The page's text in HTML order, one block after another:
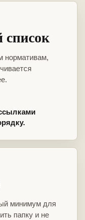
нормативам,
минимум для
папку и не